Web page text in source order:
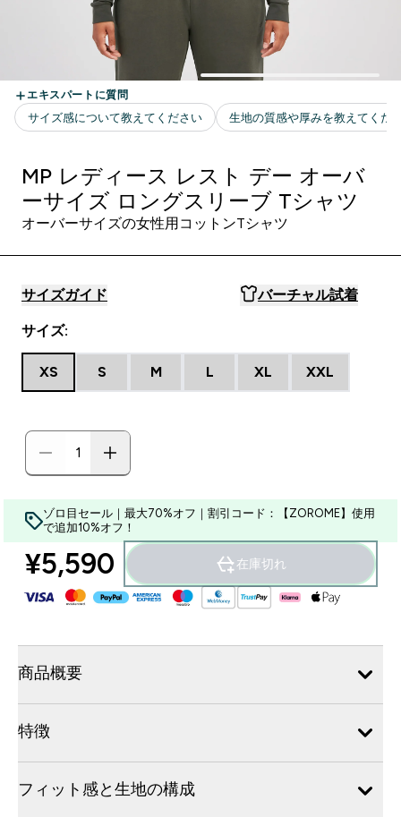
MP レディース レスト デー オーバ
ーサイズ ロングスリーブ Tシャツ
オーバーサイズの女性用コットンTシャツ
サイズガイド バーチャル試着
サイズ:
XS S M L XL XXL
ゾロ目セール｜最大70%オフ｜割引コード：【ZOROME】使用
で追加10%オフ！
¥5,590‎ 在庫切れ
商品概要
特徴
フィット感と生地の構成